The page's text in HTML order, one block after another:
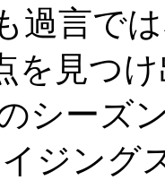
過言で
を見つ
シーズ
ジング